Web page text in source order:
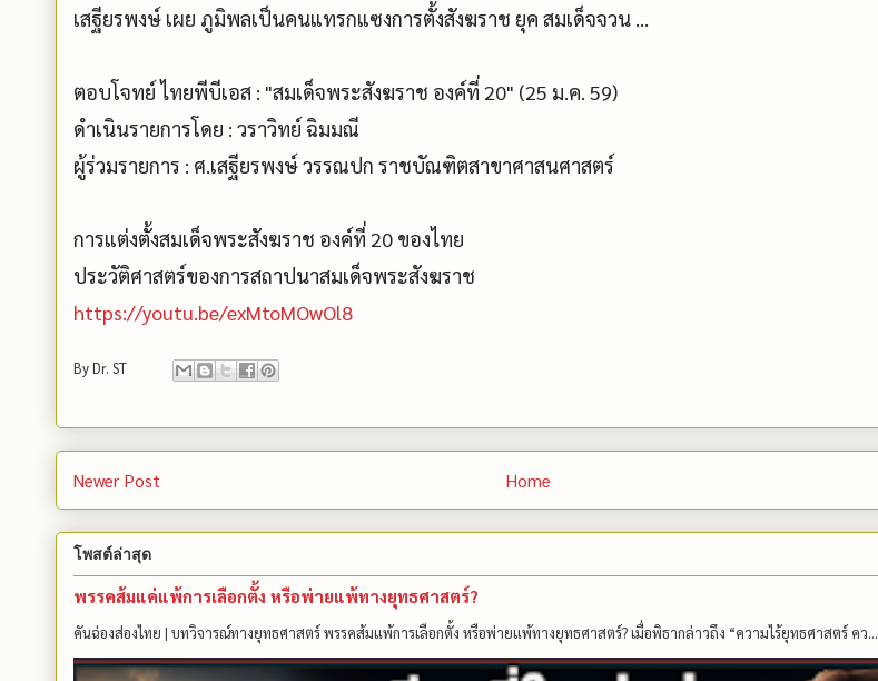
เสฐียรพงษ์ เผย ภูมิพลเป็นคนแทรกแซงการตั้งสังฆราช ยุค สมเด็จจวน ...
ตอบโจทย์ ไทยพีบีเอส : "สมเด็จพระสังฆราช องค์ที่ 20" (25 ม.ค. 59)
ดำเนินรายการโดย : วราวิทย์ ฉิมมณี
ผู้ร่วมรายการ : ศ.เสฐียรพงษ์ วรรณปก ราชบัณฑิตสาขาศาสนศาสตร์
การแต่งตั้งสมเด็จพระสังฆราช องค์ที่ 20 ของไทย
ประวัติศาสตร์ของการสถาปนาสมเด็จพระสังฆราช
https://youtu.be/exMtoMOwOl8
ByDr. ST
Newer Post Home
โพสต์ล่าสุด
พรรคส้มแค่แพ้การเลือกตั้ง หรือพ่ายแพ้ทางยุทธศาสตร์?
คันฉ่องส่องไทย | บทวิจารณ์ทางยุทธศาสตร์ พรรคส้มแพ้การเลือกตั้ง หรือพ่ายแพ้ทางยุทธศาสตร์? เมื่อพิธากล่าวถึง “ความไร้ยุทธศาสตร์ คว...